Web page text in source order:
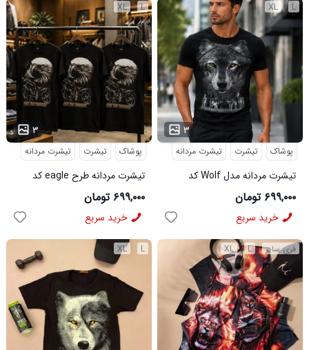
L
XL
۳ ...
پوشاک تیشرت تیشرت مردانه
تیشرت مردانه طرح eagle کد
6545
۶۹۹,۰۰۰ تومان
خرید سریع
L
XL
۳
پوشاک تیشرت تیشرت مردانه
تیشرت مردانه مدل Wolf کد
5631
۶۹۹,۰۰۰ تومان
خرید سریع
L
XL فری سایز L
XL